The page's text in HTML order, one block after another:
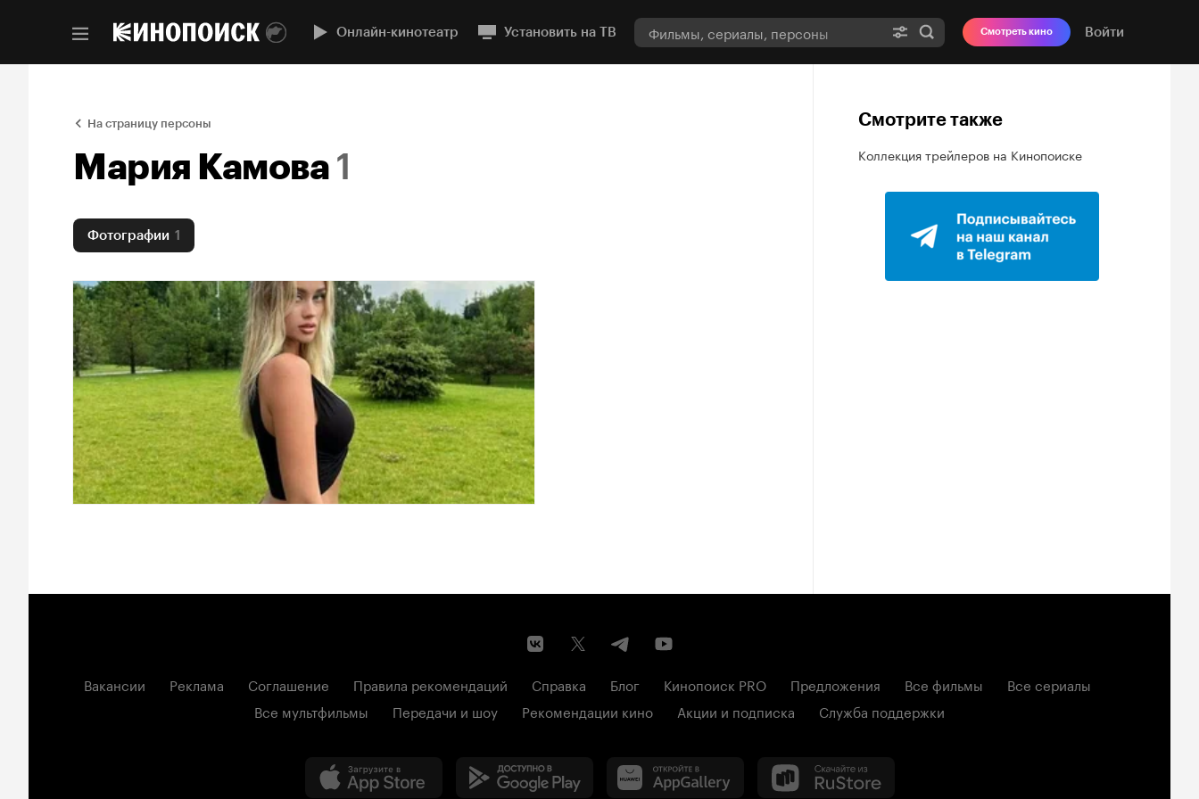
Онлайн-кинотеатр Установить на ТВ Смотреть кино Войти
На страницу персоны
Мария Камова1
Фотографии 1
Смотрите также
Коллекция трейлеров на Кинопоиске
Вакансии Реклама Соглашение Правила рекомендаций Справка Блог Кинопоиск PRO Предложения Все фильмы
Все сериалы
Все мультфильмы
Передачи и шоу Рекомендации кино Акции и подписка Служба поддержки